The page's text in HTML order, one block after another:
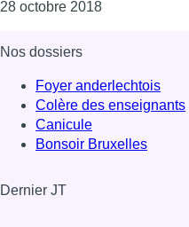
28 octobre 2018Consulter
Nos dossiers
Foyer anderlechtois
Colère des enseignants
Canicule
Bonsoir Bruxelles
Dernier JT